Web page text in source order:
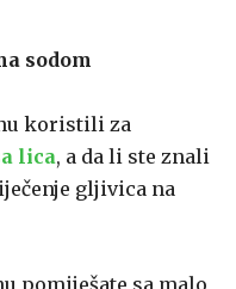
sodom
koristili za
lica, a da li ste znali
gljivica na